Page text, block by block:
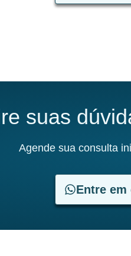
suas
Agende sua consulta
Entre